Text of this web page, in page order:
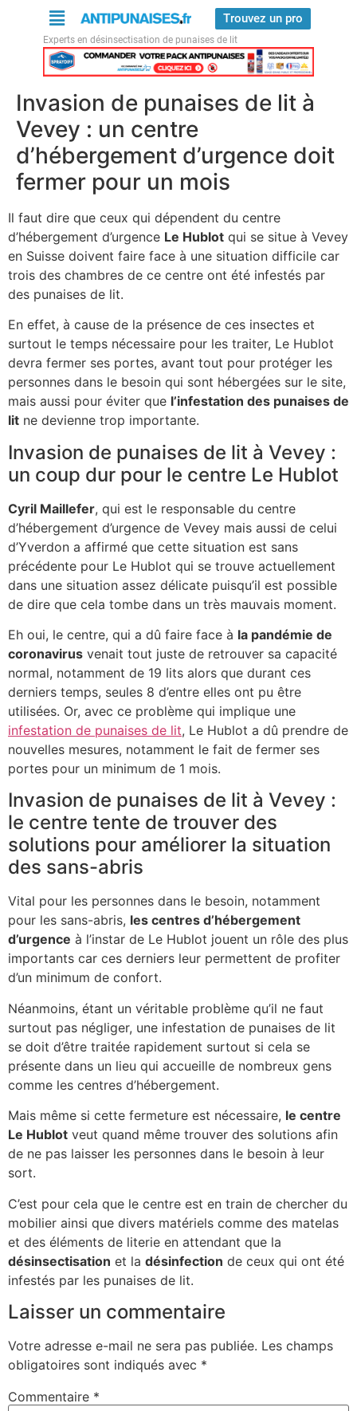
Trouvez un pro
Experts en désinsectisation de punaises de lit
Invasion de punaises de lit à
Vevey : un centre
d’hébergement d’urgence doit
fermer pour un mois
Il faut dire que ceux qui dépendent du centre
d’hébergement d’urgence Le Hublot qui se situe à Vevey
en Suisse doivent faire face à une situation difficile car
trois des chambres de ce centre ont été infestés par
des punaises de lit.
En effet, à cause de la présence de ces insectes et
surtout le temps nécessaire pour les traiter, Le Hublot
devra fermer ses portes, avant tout pour protéger les
personnes dans le besoin qui sont hébergées sur le site,
mais aussi pour éviter que l’infestation des punaises de
lit ne devienne trop importante.
Invasion de punaises de lit à Vevey :
un coup dur pour le centre Le Hublot
Cyril Maillefer, qui est le responsable du centre
d’hébergement d’urgence de Vevey mais aussi de celui
d’Yverdon a affirmé que cette situation est sans
précédente pour Le Hublot qui se trouve actuellement
dans une situation assez délicate puisqu’il est possible
de dire que cela tombe dans un très mauvais moment.
Eh oui, le centre, qui a dû faire face à la pandémie de
coronavirus venait tout juste de retrouver sa capacité
normal, notamment de 19 lits alors que durant ces
derniers temps, seules 8 d’entre elles ont pu être
utilisées. Or, avec ce problème qui implique une
infestation de punaises de lit, Le Hublot a dû prendre de
nouvelles mesures, notamment le fait de fermer ses
portes pour un minimum de 1 mois.
Invasion de punaises de lit à Vevey :
le centre tente de trouver des
solutions pour améliorer la situation
des sans-abris
Vital pour les personnes dans le besoin, notamment
pour les sans-abris, les centres d’hébergement
d’urgence à l’instar de Le Hublot jouent un rôle des plus
importants car ces derniers leur permettent de profiter
d’un minimum de confort.
Néanmoins, étant un véritable problème qu’il ne faut
surtout pas négliger, une infestation de punaises de lit
se doit d’être traitée rapidement surtout si cela se
présente dans un lieu qui accueille de nombreux gens
comme les centres d’hébergement.
Mais même si cette fermeture est nécessaire, le centre
Le Hublot veut quand même trouver des solutions afin
de ne pas laisser les personnes dans le besoin à leur
sort.
C’est pour cela que le centre est en train de chercher du
mobilier ainsi que divers matériels comme des matelas
et des éléments de literie en attendant que la
désinsectisation et la désinfection de ceux qui ont été
infestés par les punaises de lit.
Laisser un commentaire
Votre adresse e-mail ne sera pas publiée. Les champs
obligatoires sont indiqués avec *
Commentaire *